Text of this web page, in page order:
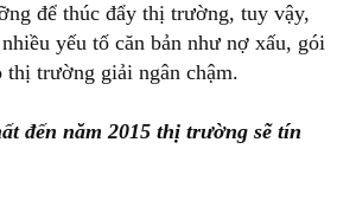
để thúc đẩy thị trường, tuy vậy,
yếu tố căn bản như nợ xấu, gói
trường giải ngân chậm.
đến năm 2015 thị trường sẽ tín